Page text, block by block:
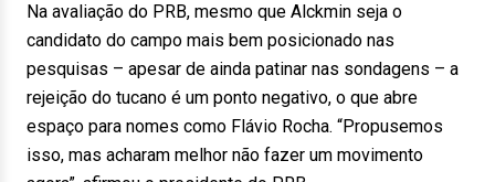
Na avaliação do PRB, mesmo que Alckmin seja o
candidato do campo mais bem posicionado nas
pesquisas – apesar de ainda patinar nas sondagens – a
rejeição do tucano é um ponto negativo, o que abre
espaço para nomes como Flávio Rocha. “Propusemos
isso, mas acharam melhor não fazer um movimento